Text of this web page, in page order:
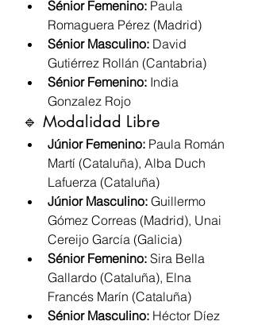
Sénior Femenino: Paula
Romaguera Pérez (Madrid)
Sénior Masculino: David
Gutiérrez Rollán (Cantabria)
Sénior Femenino: India
Gonzalez Rojo
🔹 Modalidad Libre
Júnior Femenino: Paula Román
Martí (Cataluña), Alba Duch
Lafuerza (Cataluña)
Júnior Masculino: Guillermo
Gómez Correas (Madrid), Unai
Cereijo García (Galicia)
Sénior Femenino: Sira Bella
Gallardo (Cataluña), Elna
Francés Marín (Cataluña)
Sénior Masculino: Héctor Díez